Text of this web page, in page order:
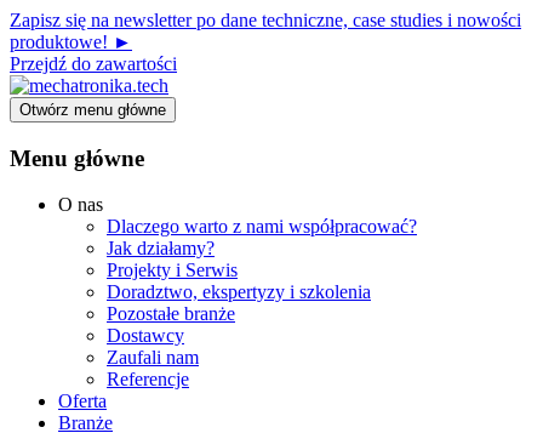
Zapisz się na newsletter po dane techniczne, case studies i nowości
produktowe! ►
Przejdź do zawartości
Otwórz menu główne
Menu główne
O nas
Dlaczego warto z nami współpracować?
Jak działamy?
Projekty i Serwis
Doradztwo, ekspertyzy i szkolenia
Pozostałe branże
Dostawcy
Zaufali nam
Referencje
Oferta
Branże